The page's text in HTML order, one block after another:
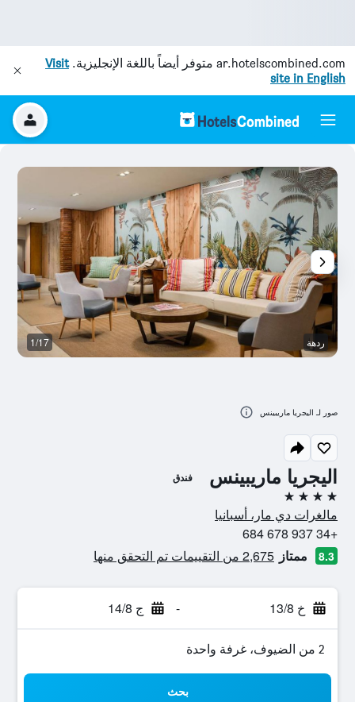
ar.hotelscombined.com متوفر أيضاً باللغة الإنجليزية.Visit
site in English
اليجريا ماريبينس فندق
4 نجوم
مالغرات دي مار، أسبانيا
+34 937 678 684
8.3 ممتاز 2,675 من التقييمات تم التحقق منها
خ 13/8 - ج 14/8
2 من الضيوف، غرفة واحدة
بحث
ردهة 1/17
صور لـ اليجريا ماريبينس